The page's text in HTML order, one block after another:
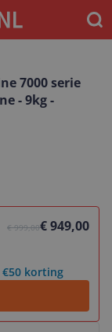
7000 serie
- 9kg -
€ 999,00€ 949,00
korting